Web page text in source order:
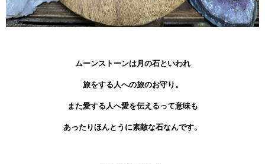
ムーンストーンは月の石といわれ
旅をする人への旅のお守り。
また愛する人へ愛を伝えるって意味も
あったりほんとうに素敵な石なんです。